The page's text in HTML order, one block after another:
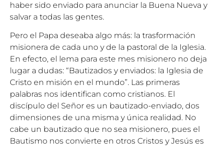
haber sido enviado para anunciar la Buena Nueva y
salvar a todas las gentes.
Pero el Papa deseaba algo más: la trasformación
misionera de cada uno y de la pastoral de la Iglesia.
En efecto, el lema para este mes misionero no deja
lugar a dudas: “Bautizados y enviados: la Iglesia de
Cristo en misión en el mundo”. Las primeras
palabras nos identifican como cristianos. El
discípulo del Señor es un bautizado-enviado, dos
dimensiones de una misma y única realidad. No
cabe un bautizado que no sea misionero, pues el
Bautismo nos convierte en otros Cristos y Jesús es